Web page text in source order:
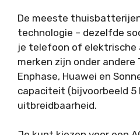
De meeste
technologie – dezelfde
je telefoon of elektrische
merken zijn onder andere
Enphase, Huawei en
capaciteit (bijvoorbeeld 5
uitbreidbaarheid.